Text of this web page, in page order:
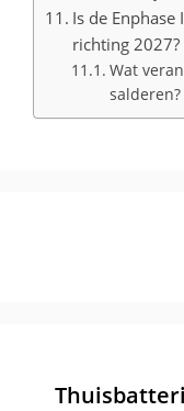
Is de
richting 2027?
Wat
salderen?